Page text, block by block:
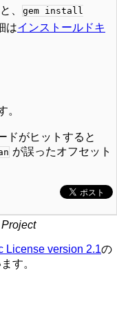
、
gem install
はインストールドキ
。
ドがヒットすると
が誤ったオフセット
License version 2.1の
す。